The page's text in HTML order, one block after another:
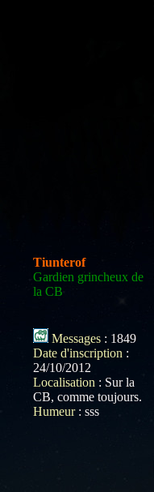
Tiunterof
Gardien grincheux de
la CB
Messages : 1849
Date d'inscription :
24/10/2012
Localisation : Sur la
CB, comme toujours.
Humeur: sss